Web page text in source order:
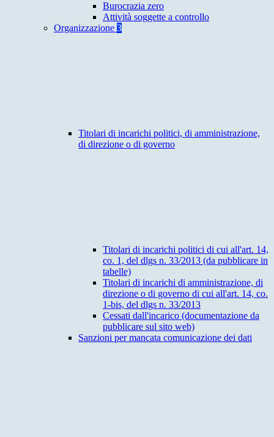
Burocrazia zero
Attività soggette a controllo
Organizzazione 3
Titolari di incarichi politici, di amministrazione,
di direzione o di governo
Titolari di incarichi politici di cui all'art. 14,
co. 1, del dlgs n. 33/2013 (da pubblicare in
tabelle)
Titolari di incarichi di amministrazione, di
direzione o di governo di cui all'art. 14, co.
1-bis, del dlgs n. 33/2013
Cessati dall'incarico (documentazione da
pubblicare sul sito web)
Sanzioni per mancata comunicazione dei dati